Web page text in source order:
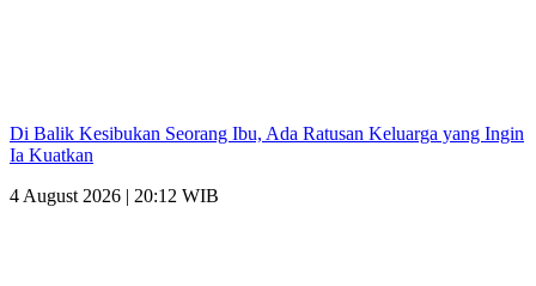
Di Balik Kesibukan Seorang Ibu, Ada Ratusan Keluarga yang Ingin
Ia Kuatkan
4 August 2026 | 20:12 WIB